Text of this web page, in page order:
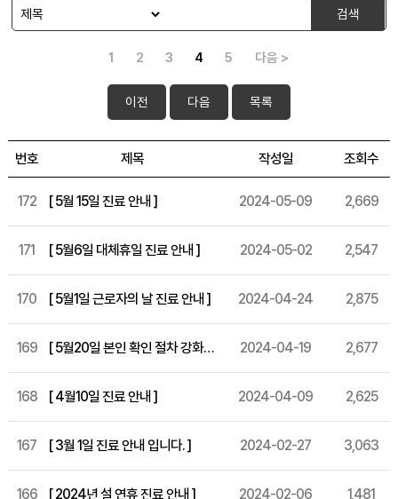
검색
1 2 3 4 5 다음 >
이전 다음 목록
번호 제목 작성일 조회수
172 [ 5월 15일 진료 안내 ] 2024-05-09 2,669
171 [ 5월6일 대체휴일 진료 안내 ] 2024-05-02 2,547
170 [ 5월1일 근로자의 날 진료 안내 ] 2024-04-24 2,875
169 [ 5월20일 본인 확인 절차 강화 시행 안내 ] 2024-04-19 2,677
168 [ 4월10일 진료 안내 ] 2024-04-09 2,625
167 [ 3월 1일 진료 안내 입니다. ] 2024-02-27 3,063
166 [ 2024년 설 연휴 진료 안내 ] 2024-02-06 1,481